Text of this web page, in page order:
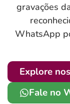
gravações
WhatsApp
Explore
Fale no